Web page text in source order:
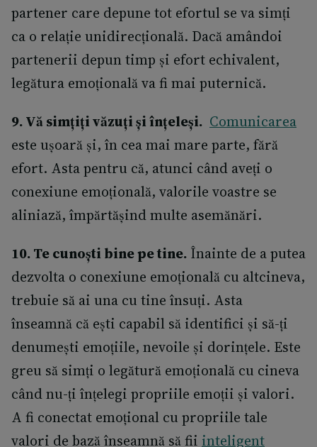
partener care depune tot efortul se va simți
ca o relație unidirecțională. Dacă amândoi
partenerii depun timp și efort echivalent,
legătura emoțională va fi mai puternică.
9. Vă simțiți văzuți și înțeleși. Comunicarea
este ușoară și, în cea mai mare parte, fără
efort. Asta pentru că, atunci când aveți o
conexiune emoțională, valorile voastre se
aliniază, împărtășind multe asemănări.
10. Te cunoști bine pe tine. Înainte de a putea
dezvolta o conexiune emoțională cu altcineva,
trebuie să ai una cu tine însuți. Asta
înseamnă că ești capabil să identifici și să-ți
denumești emoțiile, nevoile și dorințele. Este
greu să simți o legătură emoțională cu cineva
când nu-ți înțelegi propriile emoții și valori.
A fi conectat emoțional cu propriile tale
valori de bază înseamnă să fii inteligent